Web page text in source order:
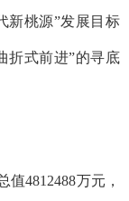
新桃源”发展目标
折式前进”的寻底
4812488万元，